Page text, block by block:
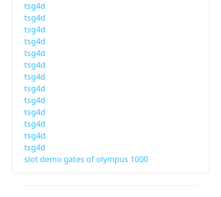
tsg4d
tsg4d
tsg4d
tsg4d
tsg4d
tsg4d
tsg4d
tsg4d
tsg4d
tsg4d
tsg4d
tsg4d
tsg4d
slot demo gates of olympus 1000